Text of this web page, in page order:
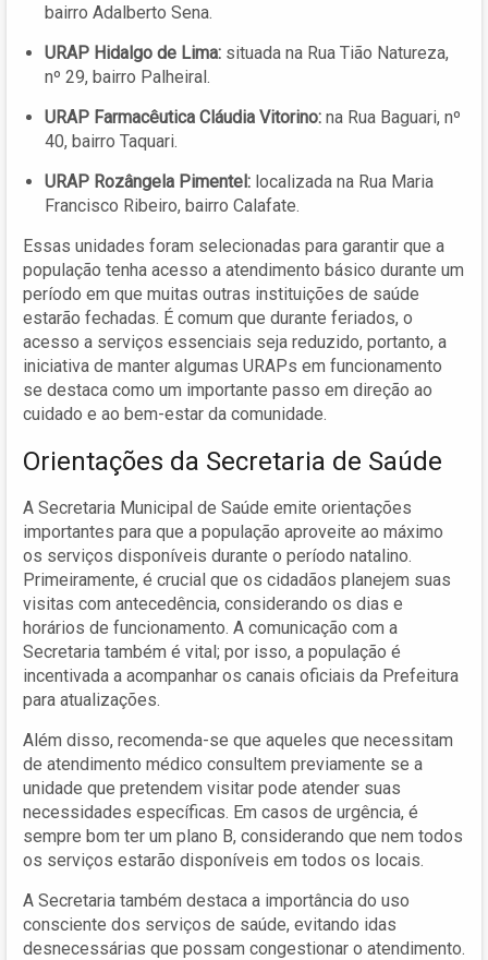
bairro Adalberto Sena.
URAP Hidalgo de Lima: situada na Rua Tião Natureza,
nº 29, bairro Palheiral.
URAP Farmacêutica Cláudia Vitorino: na Rua Baguari, nº
40, bairro Taquari.
URAP Rozângela Pimentel: localizada na Rua Maria
Francisco Ribeiro, bairro Calafate.
Essas unidades foram selecionadas para garantir que a
população tenha acesso a atendimento básico durante um
período em que muitas outras instituições de saúde
estarão fechadas. É comum que durante feriados, o
acesso a serviços essenciais seja reduzido, portanto, a
iniciativa de manter algumas URAPs em funcionamento
se destaca como um importante passo em direção ao
cuidado e ao bem-estar da comunidade.
Orientações da Secretaria de Saúde
A Secretaria Municipal de Saúde emite orientações
importantes para que a população aproveite ao máximo
os serviços disponíveis durante o período natalino.
Primeiramente, é crucial que os cidadãos planejem suas
visitas com antecedência, considerando os dias e
horários de funcionamento. A comunicação com a
Secretaria também é vital; por isso, a população é
incentivada a acompanhar os canais oficiais da Prefeitura
para atualizações.
Além disso, recomenda-se que aqueles que necessitam
de atendimento médico consultem previamente se a
unidade que pretendem visitar pode atender suas
necessidades específicas. Em casos de urgência, é
sempre bom ter um plano B, considerando que nem todos
os serviços estarão disponíveis em todos os locais.
A Secretaria também destaca a importância do uso
consciente dos serviços de saúde, evitando idas
desnecessárias que possam congestionar o atendimento.